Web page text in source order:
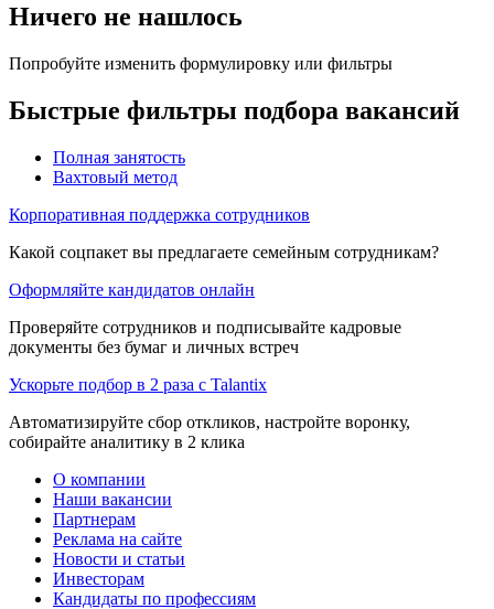
Ничего не нашлось
Попробуйте изменить формулировку или фильтры
Быстрые фильтры подбора вакансий
Полная занятость
Вахтовый метод
Корпоративная поддержка сотрудников
Какой соцпакет вы предлагаете семейным сотрудникам?
Оформляйте кандидатов онлайн
Проверяйте сотрудников и подписывайте кадровые
документы без бумаг и личных встреч
Ускорьте подбор в 2 раза с Talantix
Автоматизируйте сбор откликов, настройте воронку,
собирайте аналитику в 2 клика
О компании
Наши вакансии
Партнерам
Реклама на сайте
Новости и статьи
Инвесторам
Кандидаты по профессиям